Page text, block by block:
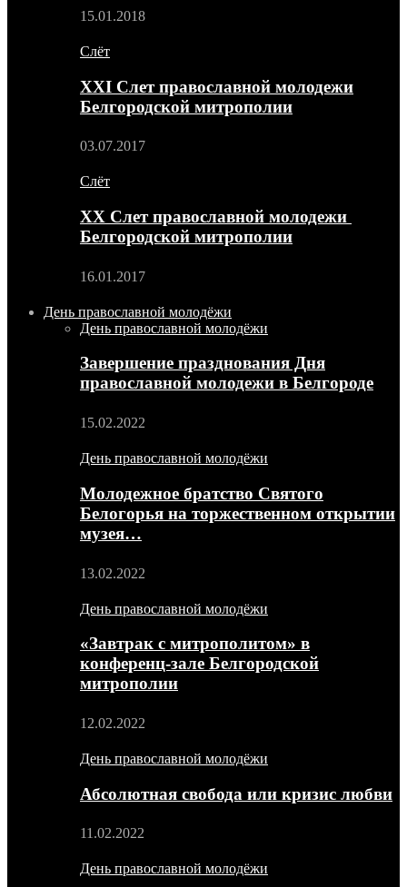
15.01.2018
Слёт
XXI Слет православной молодежи
Белгородской митрополии
03.07.2017
Слёт
XX Слет православной молодежи
Белгородской митрополии
16.01.2017
День православной молодёжи
День православной молодёжи
Завершение празднования Дня
православной молодежи в Белгороде
15.02.2022
День православной молодёжи
Молодежное братство Святого
Белогорья на торжественном открытии
музея…
13.02.2022
День православной молодёжи
«Завтрак с митрополитом» в
конференц-зале Белгородской
митрополии
12.02.2022
День православной молодёжи
Абсолютная свобода или кризис любви
11.02.2022
День православной молодёжи